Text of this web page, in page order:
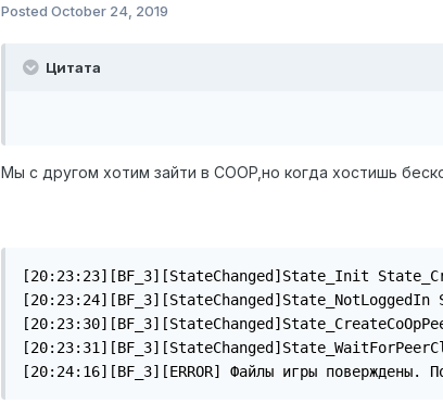
Posted October 24, 2019
Цитата
Мы с другом хотим зайти в COOP,но когда хостишь
[20:23:23][BF_3][StateChanged]State_Init
[20:23:24][BF_3][StateChanged]State_NotLoggedIn
[20:24:16][BF_3][ERROR] Файлы игры поверждены.